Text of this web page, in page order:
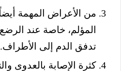
من الأعراض المهمة
المؤلم، خاصة عند
تدفق الدم إلى الأطراف.
كثرة الإصابة بالعدوى